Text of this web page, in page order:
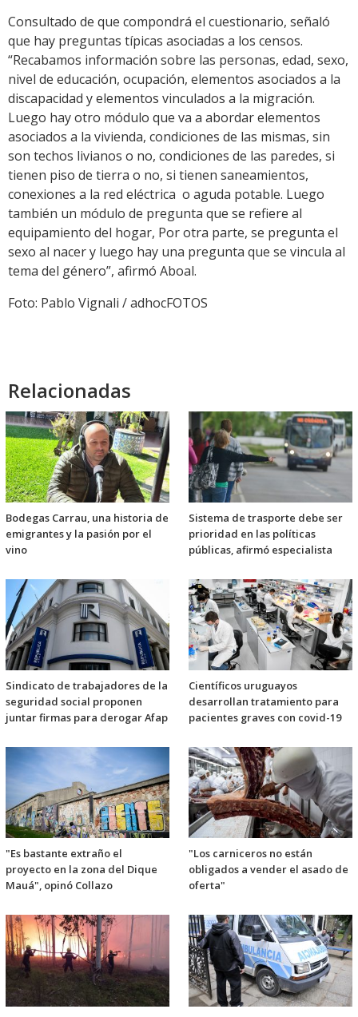
Consultado de que compondrá el cuestionario, señaló
que hay preguntas típicas asociadas a los censos.
“Recabamos información sobre las personas, edad, sexo,
nivel de educación, ocupación, elementos asociados a la
discapacidad y elementos vinculados a la migración.
Luego hay otro módulo que va a abordar elementos
asociados a la vivienda, condiciones de las mismas, sin
son techos livianos o no, condiciones de las paredes, si
tienen piso de tierra o no, si tienen saneamientos,
conexiones a la red eléctrica o aguda potable. Luego
también un módulo de pregunta que se refiere al
equipamiento del hogar, Por otra parte, se pregunta el
sexo al nacer y luego hay una pregunta que se vincula al
tema del género”, afirmó Aboal.
Foto: Pablo Vignali / adhocFOTOS
Relacionadas
Bodegas Carrau, una historia de
emigrantes y la pasión por el
vino
Sistema de trasporte debe ser
prioridad en las políticas
públicas, afirmó especialista
Sindicato de trabajadores de la
seguridad social proponen
juntar firmas para derogar Afap
Científicos uruguayos
desarrollan tratamiento para
pacientes graves con covid-19
"Es bastante extraño el
proyecto en la zona del Dique
Mauá", opinó Collazo
"Los carniceros no están
obligados a vender el asado de
oferta"